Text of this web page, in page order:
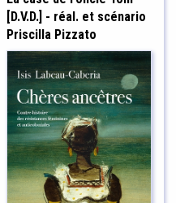
[D.V.D.] - réal. et scénario
Priscilla Pizzato